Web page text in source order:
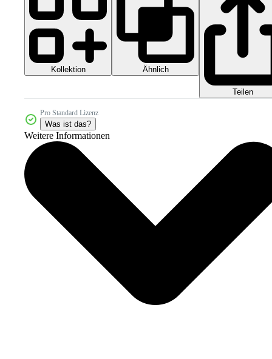
Kollektion Ähnlich
Teilen
Pro Standard Lizenz
Was ist das?
Weitere Informationen